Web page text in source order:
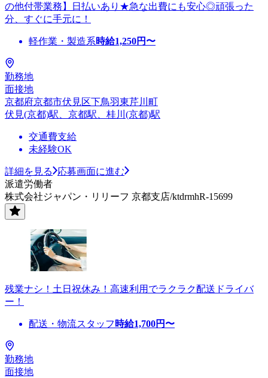
の他付帯業務】日払いあり★急な出費にも安心◎頑張った
分、すぐに手元に！
軽作業・製造系時給1,250円〜
勤務地
面接地
京都府京都市伏見区下鳥羽東芹川町
伏見(京都)駅、京都駅、桂川(京都)駅
交通費支給
未経験OK
詳細を見る
応募画面に進む
派遣労働者
株式会社ジャパン・リリーフ 京都支店/ktdrmhR-15699
残業ナシ！土日祝休み！高速利用でラクラク配送ドライバ
ー！
配送・物流スタッフ 時給1,700円〜
勤務地
面接地